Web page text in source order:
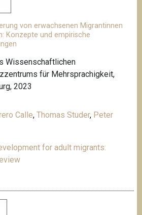
von erwachsenen Migrantinnen
Konzepte und empirische
Wissenschaftlichen
für Mehrsprachigkeit,
2023
Calle,Thomas Studer, Peter
for adult migrants: